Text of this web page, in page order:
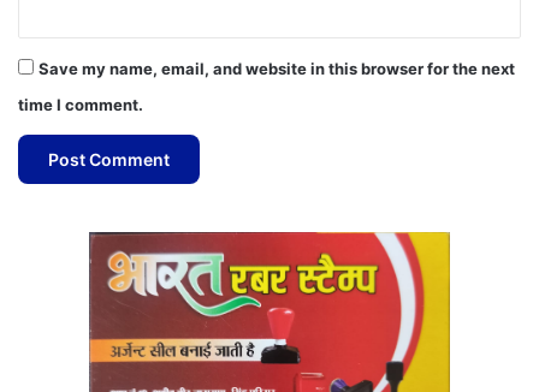
Save my name, email, and website in this browser for the next
time I comment.